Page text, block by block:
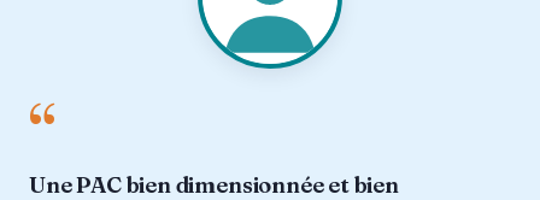
“
Une PAC bien dimensionnée et bien